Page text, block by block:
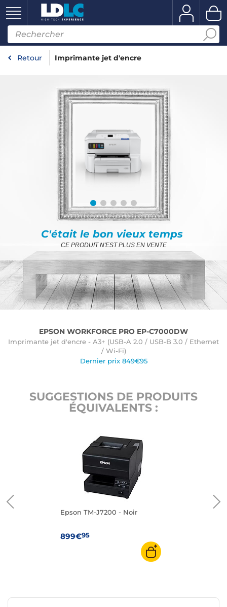
Retour Imprimante jet d'encre
C'était le bon vieux temps
CE PRODUIT N'EST PLUS EN VENTE
EPSON WORKFORCE PRO EP-C7000DW
Imprimante jet d'encre - A3+ (USB-A 2.0 / USB-B 3.0 / Ethernet
/ Wi-Fi)
Dernier prix 849€95
SUGGESTIONS DE PRODUITS
ÉQUIVALENTS :
Epson TM-J7200 - Noir
899€95